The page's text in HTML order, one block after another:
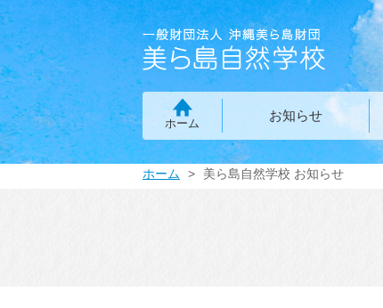
ホーム
お知らせ
ホーム 美ら島自然学校 お知らせ